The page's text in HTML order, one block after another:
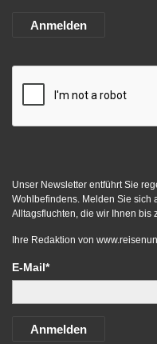
Anmelden
Unser Newsletter entführt Sie
Wohlbefindens. Melden Sie sich
Alltagsfluchten, die wir Ihnen bis
Ihre Redaktion von
E-Mail*
Anmelden